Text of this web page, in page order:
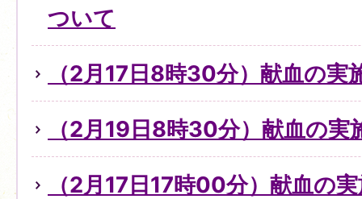
ついて
（2月17日8時30分）献血の実
（2月19日8時30分）献血の実
（2月17日17時00分）献血の